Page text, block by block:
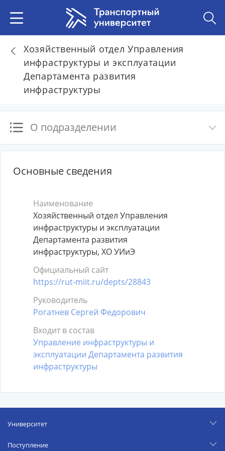
Хозяйственный отдел Управления
инфраструктуры и эксплуатации
Департамента развития
инфраструктуры
О подразделении
Основные сведения
Наименование
Хозяйственный отдел Управления
инфраструктуры и эксплуатации
Департамента развития
инфраструктуры, ХО УИиЭ
Официальный сайт
https://rut-miit.ru/depts/28843
Руководитель
Рогатнев Сергей Федорович
Входит в состав
Управление инфраструктуры и
эксплуатации Департамента развития
инфраструктуры
Университет
Поступление